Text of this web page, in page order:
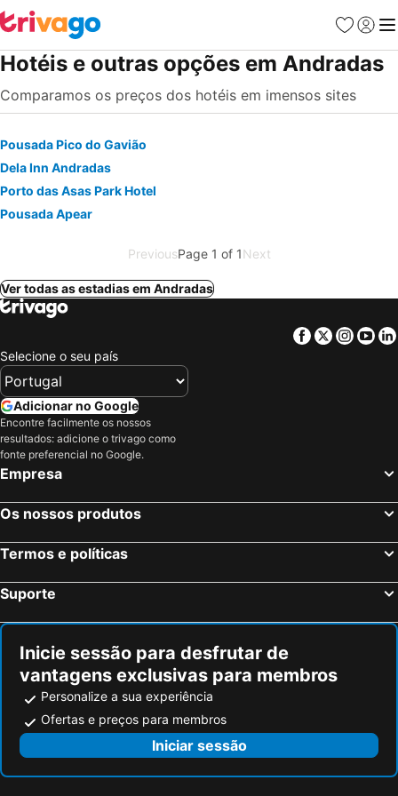
Favoritos
Iniciar
Hotéis e outras opções em Andradas
Comparamos os preços dos hotéis em imensos sites
Pousada Pico do Gavião
Dela Inn Andradas
Porto das Asas Park Hotel
Pousada Apear
PreviousPage 1 of 1Next
Ver todas as estadias em Andradas
Facebook
Twitter
Selecione o seu país
Adicionar no Google
Encontre facilmente os nossos
resultados: adicione o trivago como
fonte preferencial no Google.
Empresa
Os nossos produtos
Termos e políticas
Suporte
Inicie sessão para desfrutar de
vantagens exclusivas para membros
Personalize a sua experiência
Ofertas e preços para membros
Iniciar sessão